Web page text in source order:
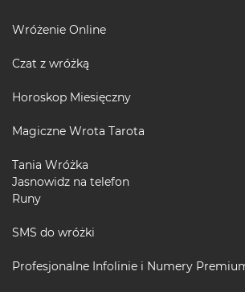
Wróżenie Online
Czat z wróżką
Horoskop Miesięczny
Magiczne Wrota Tarota
Tania Wróżka
Jasnowidz na telefon
Runy
SMS do wróżki
Profesjonalne Infolinie i Numery